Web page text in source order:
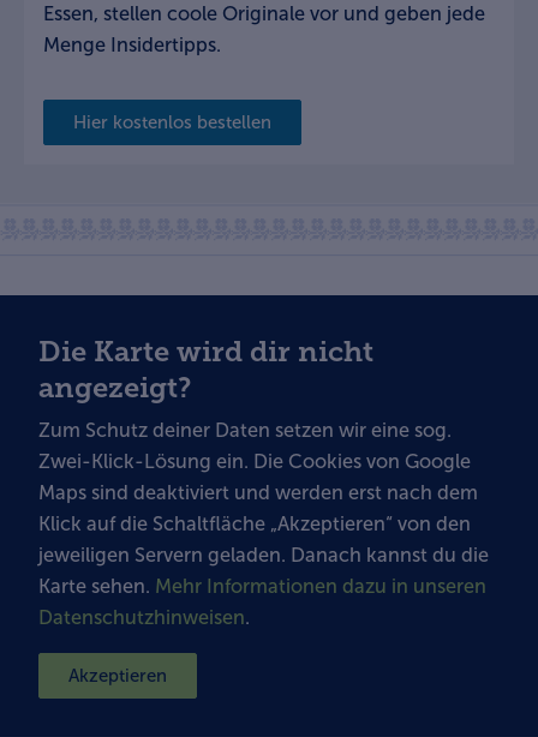
Essen, stellen coole Originale vor und geben jede
Menge Insidertipps.
Hier kostenlos bestellen
Die Karte wird dir nicht
angezeigt?
Zum Schutz deiner Daten setzen wir eine sog.
Zwei-Klick-Lösung ein. Die Cookies von Google
Maps sind deaktiviert und werden erst nach dem
Klick auf die Schaltfläche „Akzeptieren“ von den
jeweiligen Servern geladen. Danach kannst du die
Karte sehen. Mehr Informationen dazu in unseren
Datenschutzhinweisen.
Akzeptieren